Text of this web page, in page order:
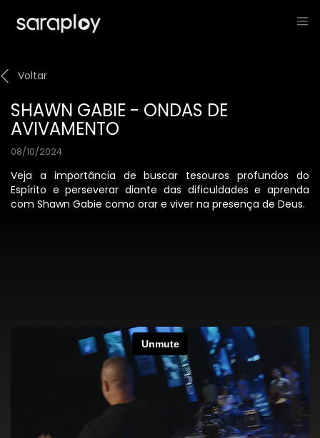
Voltar
SHAWN GABIE - ONDAS DE
AVIVAMENTO
08/10/2024
Veja a importância de buscar tesouros profundos do
Espírito e perseverar diante das dificuldades e aprenda
com Shawn Gabie como orar e viver na presença de Deus.